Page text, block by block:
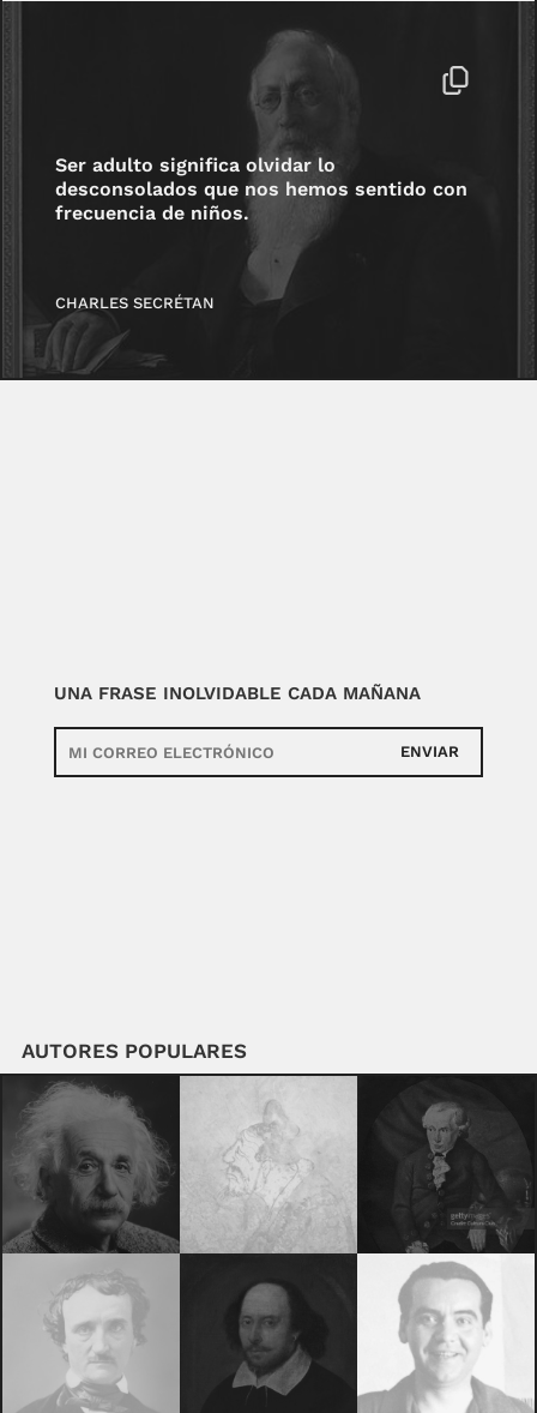
Ser adulto significa olvidar lo
desconsolados que nos hemos sentido con
frecuencia de niños.
CHARLES SECRÉTAN
UNA FRASE INOLVIDABLE CADA MAÑANA
ENVIAR
AUTORES POPULARES